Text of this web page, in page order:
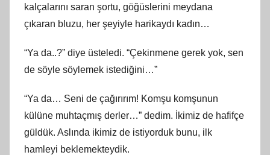
kalçalarını saran şortu, göğüslerini meydana
çıkaran bluzu, her şeyiyle harikaydı kadın…
“Ya da..?” diye üsteledi. “Çekinmene gerek yok, sen
de söyle söylemek istediğini…”
“Ya da… Seni de çağırırım! Komşu komşunun
külüne muhtaçmış derler…” dedim. İkimiz de hafifçe
güldük. Aslında ikimiz de istiyorduk bunu, ilk
hamleyi beklemekteydik.